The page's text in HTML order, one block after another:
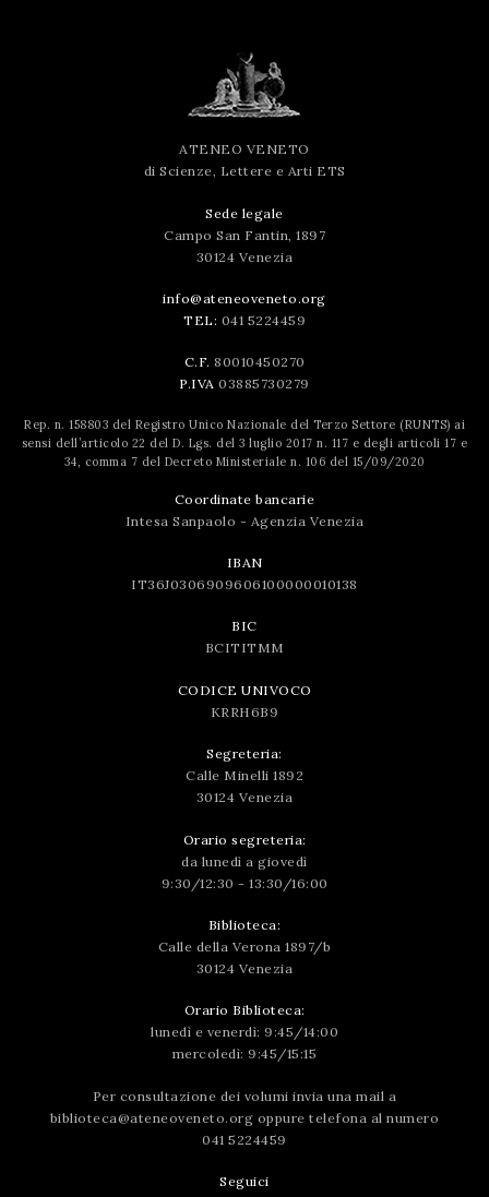
ATENEO VENETO
di Scienze, Lettere e Arti ETS
Sede legale
Campo San Fantin, 1897
30124 Venezia
info@ateneoveneto.org
TEL: 041 5224459
C.F. 80010450270
P.IVA 03885730279
Rep. n. 158803 del Registro Unico Nazionale del Terzo Settore (RUNTS) ai
sensi dell’articolo 22 del D. Lgs. del 3 luglio 2017 n. 117 e degli articoli 17 e
34, comma 7 del Decreto Ministeriale n. 106 del 15/09/2020
Coordinate bancarie
Intesa Sanpaolo - Agenzia Venezia
IBAN
IT36J0306909606100000010138
BIC
BCITITMM
CODICE UNIVOCO
KRRH6B9
Segreteria:
Calle Minelli 1892
30124 Venezia
Orario segreteria:
da lunedì a giovedì
9:30/12:30 - 13:30/16:00
Biblioteca:
Calle della Verona 1897/b
30124 Venezia
Orario Biblioteca:
lunedì e venerdì: 9:45/14:00
mercoledì: 9:45/15:15
Per consultazione dei volumi invia una mail a
biblioteca@ateneoveneto.org oppure telefona al numero
041 5224459
Seguici